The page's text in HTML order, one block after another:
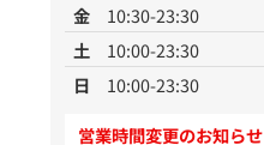
金
10:30-23:30
土
10:00-23:30
日
10:00-23:30
営業時間変更のお知らせ